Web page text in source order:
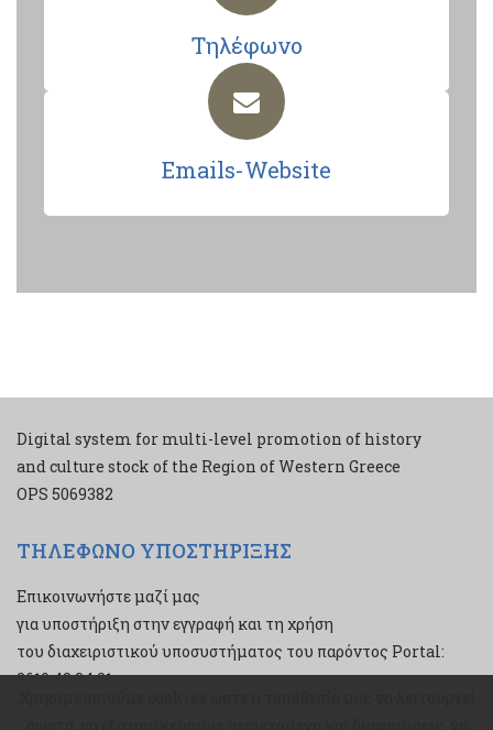
Τηλέφωνο
Emails-Website
Digital system for multi-level promotion of history
and culture stock of the Region of Western Greece
ΟPS 5069382
ΤΗΛΕΦΩΝΟ ΥΠΟΣΤΗΡΙΞΗΣ
Επικοινωνήστε μαζί μας
για υποστήριξη στην εγγραφή και τη χρήση
του διαχειριστικού υποσυστήματος του παρόντος Portal:
2610 43 34 21